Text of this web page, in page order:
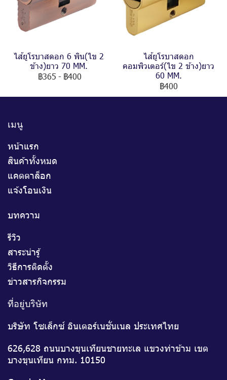
ไส้ยูโรบาสดอก 6 พิน(ไข 2
ข้าง)ยาว 70 MM.
฿365 - ฿400
ไส้ยูโรบาสดอก
คอมพิวเตอร์(ไข 2 ข้าง)ยาว
60 MM.
฿400
เมนู
หน้าแรก
สินค้าทั้งหมด
แคตตาล็อก
แจ้งโอนเงิน
บทความ
รีวิว
สาระน่ารู้
วิธีการติดตั้ง
ข่าวสารกิจกรรม
ที่อยู่บริษัท
บริษัท โซเล็กซ์ อินเตอร์เนชั่นเนล ประเทศไทย
626,628 ถนนบางขุนเทียนชายทะเล แขวงท่าข้าม เขต
บางขุนเทียน กทม. 10150